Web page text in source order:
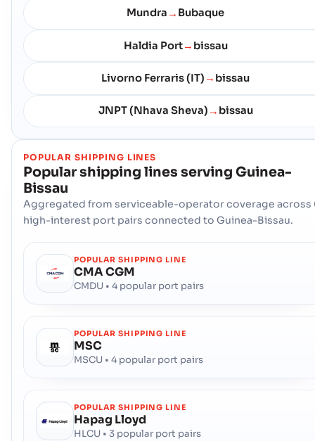
Mundra → Bubaque
Haldia Port→ bissau
Livorno Ferraris (IT) → bissau
JNPT (Nhava Sheva) → bissau
POPULAR SHIPPING LINES
Popular shipping lines serving Guinea-
Bissau
Aggregated from serviceable-operator coverage across
high-interest port pairs connected to Guinea-Bissau.
POPULAR SHIPPING LINE
CMA CGM
CMDU • 4 popular port pairs
POPULAR SHIPPING LINE
MSC
MSCU • 4 popular port pairs
POPULAR SHIPPING LINE
Hapag Lloyd
HLCU • 3 popular port pairs